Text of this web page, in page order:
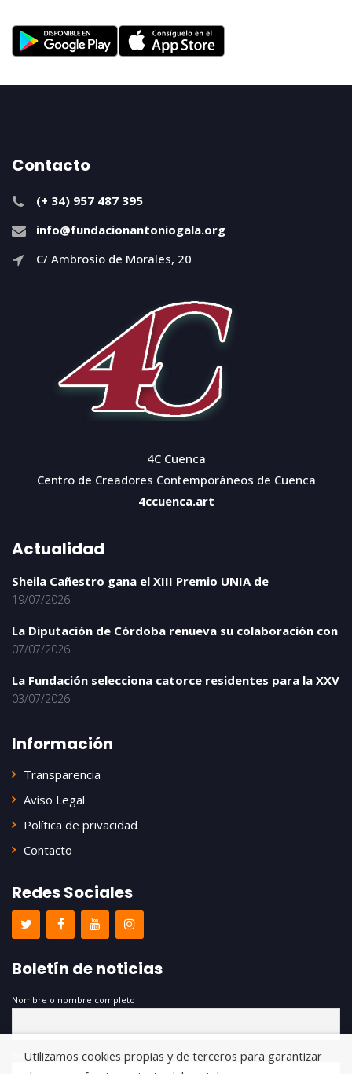
Contacto
(+ 34) 957 487 395
info@fundacionantoniogala.org
C/ Ambrosio de Morales, 20
4C Cuenca
Centro de Creadores Contemporáneos de Cuenca
4ccuenca.art
Actualidad
Sheila Cañestro gana el XIII Premio UNIA de
19/07/2026
La Diputación de Córdoba renueva su colaboración con
07/07/2026
La Fundación selecciona catorce residentes para la XXV
03/07/2026
Información
Transparencia
Aviso Legal
Política de privacidad
Contacto
Redes Sociales
Boletín de noticias
Nombre o nombre completo
Email
Utilizamos cookies propias y de terceros para garantizar